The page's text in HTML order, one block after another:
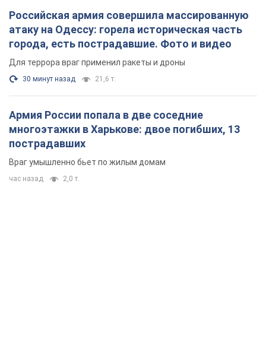
Российская армия совершила массированную
атаку на Одессу: горела историческая часть
города, есть пострадавшие. Фото и видео
Для террора враг применил ракеты и дроны
30 минут назад 21,6 т.
Армия России попала в две соседние
многоэтажки в Харькове: двое погибших, 13
пострадавших
Враг умышленно бьет по жилым домам
час назад 2,0 т.